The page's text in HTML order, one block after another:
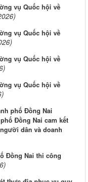
vụ Quốc hội về
vụ Quốc hội về
vụ Quốc hội về
vụ Quốc hội về
phố Đồng Nai
Đồng Nai cam kết
dân và doanh
Đồng Nai thi công